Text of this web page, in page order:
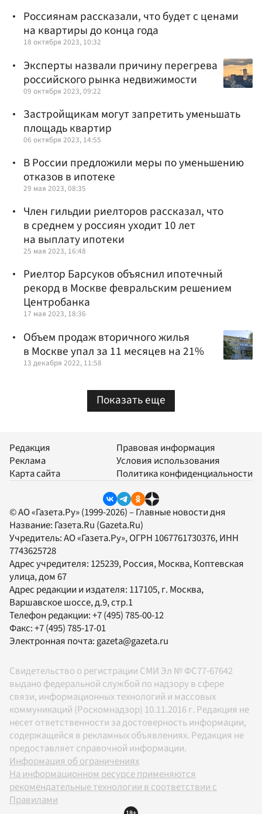
Россиянам рассказали, что будет с ценами
на квартиры до конца года
18 октября 2023, 10:32
Эксперты назвали причину перегрева
российского рынка недвижимости
09 октября 2023, 09:22
Застройщикам могут запретить уменьшать
площадь квартир
06 октября 2023, 14:55
В России предложили меры по уменьшению
отказов в ипотеке
29 мая 2023, 08:35
Член гильдии риелторов рассказал, что
в среднем у россиян уходит 10 лет
на выплату ипотеки
25 мая 2023, 16:48
Риелтор Барсуков объяснил ипотечный
рекорд в Москве февральским решением
Центробанка
17 мая 2023, 18:36
Объем продаж вторичного жилья
в Москве упал за 11 месяцев на 21%
13 декабря 2022, 11:58
Показать еще
Редакция
Реклама
Карта сайта
Правовая информация
Условия использования
Политика конфиденциальности
© АО «Газета.Ру» (1999-2026) – Главные новости дня
Название: Газета.Ru (Gazeta.Ru)
Учредитель:АО «Газета.Ру», ОГРН 1067761730376, ИНН
7743625728
Адрес учредителя: 125239, Россия, Москва, Коптевская
улица, дом 67
Адрес редакции и издателя: 117105, г. Москва,
Варшавское шоссе, д.9, стр.1
Телефон редакции:+7 (495) 785-00-12
Факс:+7 (495) 785-17-01
Электронная почта:gazeta@gazeta.ru
Свидетельство о регистрации СМИ Эл № ФС77-67642
выдано федеральной службой по надзору в сфере
связи, информационных технологий и массовых
коммуникаций (Роскомнадзор) 10.11.2016 г. Редакция не
несет ответственности за достоверность информации,
содержащейся в рекламных объявлениях. Редакция не
предоставляет справочной информации.
Информация об ограничениях
На информационном ресурсе применяются
рекомендательные технологии в соответствии с
Правилами